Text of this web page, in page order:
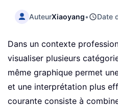
AuteurXiaoyang• Date
Dans un contexte
visualiser plusieurs
même graphique permet
et une interprétation plus
courante consiste à